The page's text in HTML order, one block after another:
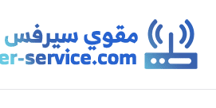
المحتوى